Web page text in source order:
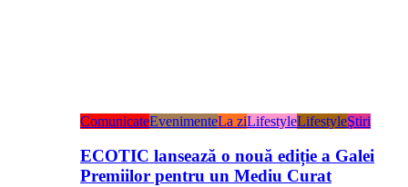
ComunicateEvenimenteLa ziLifestyleLifestyleŞtiri
ECOTIC lansează o nouă ediție a Galei
Premiilor pentru un Mediu Curat